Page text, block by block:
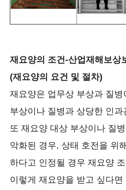
재요양의 조건-산업재해보상
(재요양의 요건 및 절차)
재요양은 업무상 부상과 질
부상이나 질병과 상당한 인
또 재요양 대상 부상이나 질
악화된 경우, 상태 호전을 위
하다고 인정될 경우 재요양
이렇게 재요양을 받고 싶다